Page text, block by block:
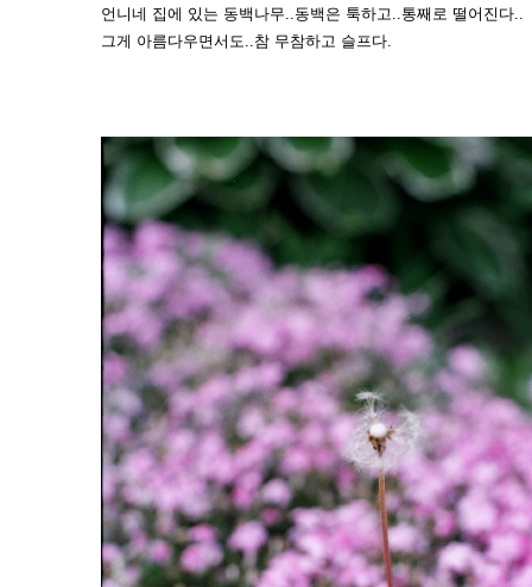
언니네 집에 있는 동백나무..동백은 툭하고..통째로 떨어진다..
그게 아름다우면서도..참 무참하고 슬프다.